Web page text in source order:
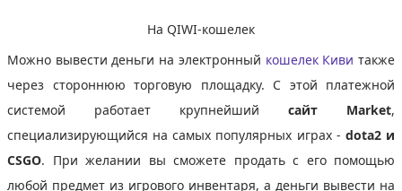
На QIWI-кошелек
Можно вывести деньги на электронный кошелек Киви также
через стороннюю торговую площадку. С этой платежной
системой работает крупнейший сайт Market,
специализирующийся на самых популярных играх - dota2 и
CSGO. При желании вы сможете продать с его помощью
любой предмет из игрового инвентаря, а деньги вывести на